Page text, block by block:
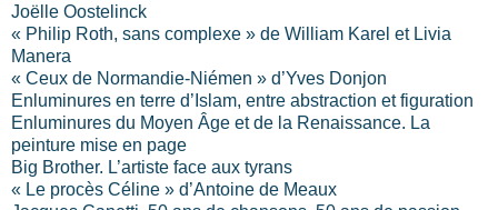
Joëlle Oostelinck
« Philip Roth, sans complexe » de William Karel et Livia
Manera
« Ceux de Normandie-Niémen » d’Yves Donjon
Enluminures en terre d’Islam, entre abstraction et figuration
Enluminures du Moyen Âge et de la Renaissance. La
peinture mise en page
Big Brother. L’artiste face aux tyrans
« Le procès Céline » d’Antoine de Meaux